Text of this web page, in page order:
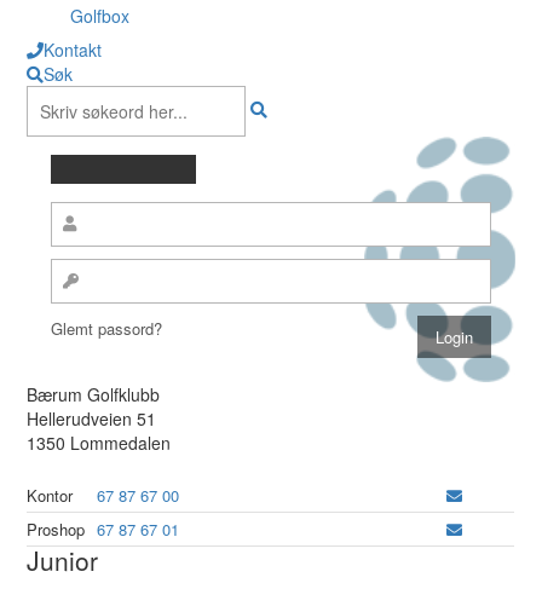
Golfbox
Kontakt
Søk
Glemt passord?
Bærum Golfklubb
Hellerudveien 51
1350 Lommedalen
Kontor
67 87 67 00
Proshop 67 87 67 01
Junior